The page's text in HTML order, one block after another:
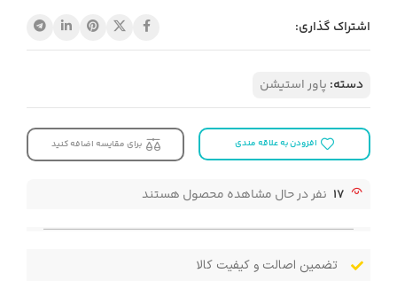
اشتراک گذاری:
دسته: پاور استیشن
افزودن به علاقه مندی برای مقایسه اضافه کنید
17 نفر در حال مشاهده محصول هستند
تضمین اصالت و کیفیت کالا